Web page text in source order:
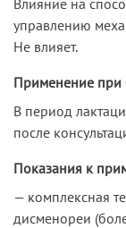
управлению
Не влияет.
Применение при
В период
после
Показания к
— комплексная
дисменореи